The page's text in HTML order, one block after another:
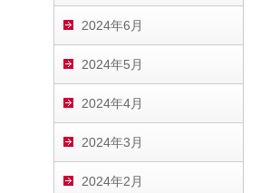
2024年6月
2024年5月
2024年4月
2024年3月
2024年2月